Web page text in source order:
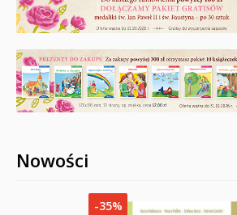
Nowości
-35%